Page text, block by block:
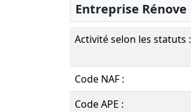
Entreprise Rénove
Activité selon les statuts :
Code NAF :
Code APE :